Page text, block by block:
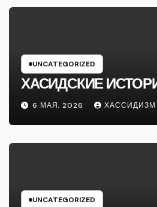
UNCATEGORIZED
ХАСИДСКИЕ
6 МАЯ, 2026
UNCATEGORIZED